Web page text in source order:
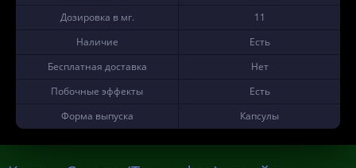
Дозировка в мг.
11
Наличие
Есть
Бесплатная доставка
Нет
Побочные эффекты
Есть
Форма выпуска
Капсулы